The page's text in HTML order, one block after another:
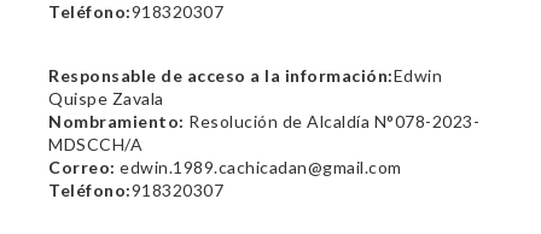
Teléfono:918320307
Responsable de acceso a la información:Edwin
Quispe Zavala
Nombramiento: Resolución de Alcaldía N°078-2023-
MDSCCH/A
Correo: edwin.1989.cachicadan@gmail.com
Teléfono:918320307